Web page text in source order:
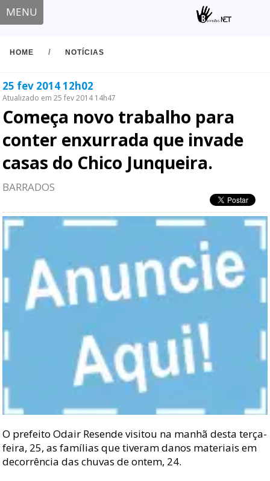
MENU
HOME / NOTÍCIAS
25 fev 2014 12h02
Atualizado em 25 fev 2014 14h47
Começa novo trabalho para
conter enxurrada que invade
casas do Chico Junqueira.
BARRADOS
O prefeito Odair Resende visitou na manhã desta terça-
feira, 25, as famílias que tiveram danos materiais em
decorrência das chuvas de ontem, 24.